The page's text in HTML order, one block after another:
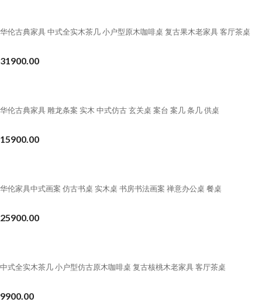
华伦古典家具 中式全实木茶几 小户型原木咖啡桌 复古果木老家具 客厅茶桌
31900.00
华伦古典家具 雕龙条案 实木 中式仿古 玄关桌 案台 案几 条几 供桌
15900.00
华伦家具中式画案 仿古书桌 实木桌 书房书法画案 禅意办公桌 餐桌
25900.00
中式全实木茶几 小户型仿古原木咖啡桌 复古核桃木老家具 客厅茶桌
9900.00